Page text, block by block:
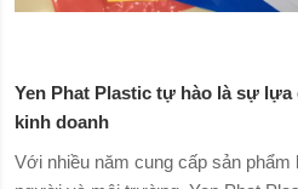
Yen Phat Plastic tự hào là sự
kinh doanh
Với nhiều năm cung cấp sản